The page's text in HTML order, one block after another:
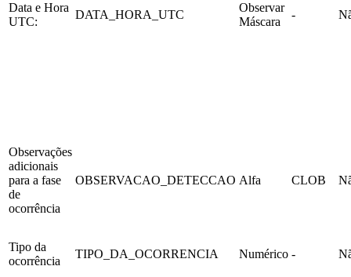
Data e Hora
UTC:
DATA_HORA_UTC
Observar
Máscara
-
Observações
adicionais
para a fase
de
ocorrência
OBSERVACAO_DETECCAO Alfa CLOB
Tipo da
ocorrência
TIPO_DA_OCORRENCIA Numérico -